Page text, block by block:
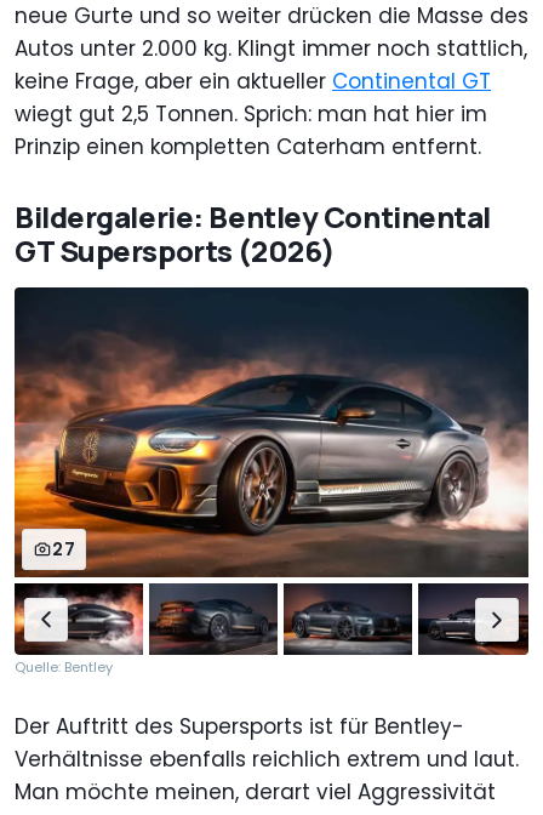
neue Gurte und so weiter drücken die Masse des
Autos unter 2.000 kg. Klingt immer noch stattlich,
keine Frage, aber ein aktueller Continental GT
wiegt gut 2,5 Tonnen. Sprich: man hat hier im
Prinzip einen kompletten Caterham entfernt.
Bildergalerie: Bentley Continental
GT Supersports (2026)
27
Quelle: Bentley
Der Auftritt des Supersports ist für Bentley-
Verhältnisse ebenfalls reichlich extrem und laut.
Man möchte meinen, derart viel Aggressivität